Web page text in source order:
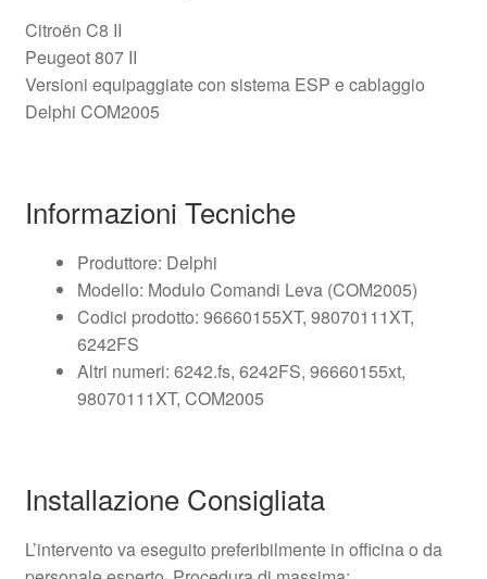
Citroën C8 II
Peugeot 807 II
Versioni equipaggiate con sistema ESP e cablaggio
Delphi COM2005
Informazioni Tecniche
Produttore: Delphi
Modello: Modulo Comandi Leva (COM2005)
Codici prodotto: 96660155XT, 98070111XT,
6242FS
Altri numeri: 6242.fs, 6242FS, 96660155xt,
98070111XT, COM2005
Installazione Consigliata
L’intervento va eseguito preferibilmente in officina o da